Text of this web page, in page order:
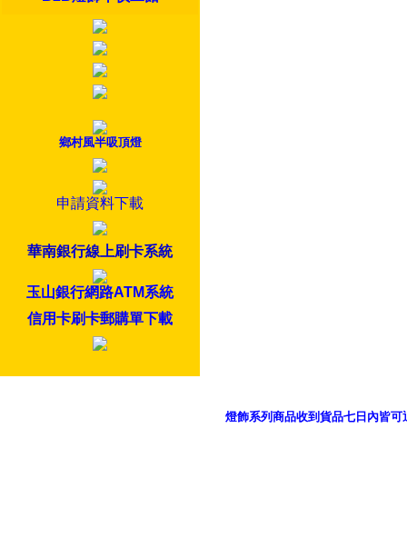
鄉村風半吸頂燈
申請資料下載
華南銀行線上刷卡系統
玉山銀行網路ATM系統
信用卡刷卡郵購單下載
燈飾系列商品收到貨品七日內皆